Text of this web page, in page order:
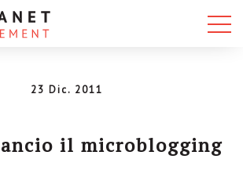
23 Dic. 2011
il microblogging